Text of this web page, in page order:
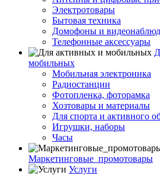
Электротовары
Бытовая техника
Домофоны и
Телефонные аксессуары
мобильных
Мобильная электроника
Радиостанции
Фотопленка, фоторамка
Хозтовары и материалы
Для спорта и активного
Игрушки, наборы
Часы
Маркетинговые_промотовары
Услуги